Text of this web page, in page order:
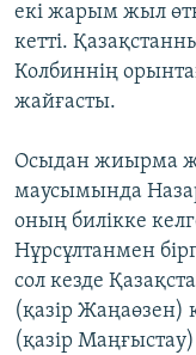
екі жарым жыл
кетті.
Колбиннің
жайғасты.
Осыдан жиырма
маусымында
оның билікке
Нұрсұлтанмен
сол кезде
(қазір
(қазір